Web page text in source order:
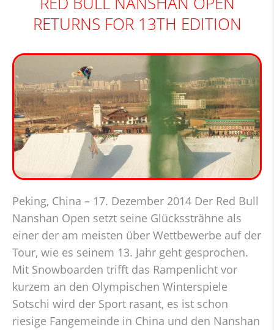
RETURNS FOR 13TH EDITION
Peking, China – 17. Dezember 2014 Der Red Bull
Nanshan Open setzt seine Glückssträhne als
einer der am meisten über Wettbewerbe auf der
Tour, wie es seinem 13. Jahr geht gesprochen.
Mit Snowboarden trifft das Rampenlicht vor
kurzem an den Olympischen Winterspiele
Sotschi wird der Sport rasant, es ist schon
riesige Fangemeinde in China und den Nanshan